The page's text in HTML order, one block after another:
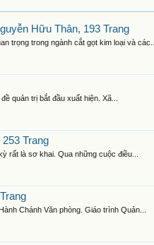
Hữu Thân, 193 Trang
trọng trong ngành cắt gọt kim loại và các...
quản trị bắt đầu xuất hiện. Xã...
Trang
rất là sơ khai. Qua những cuộc điều...
Chánh Văn phòng. Giáo trình Quản...